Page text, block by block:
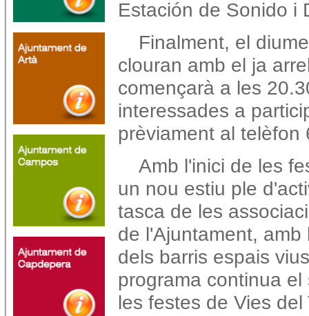
Estación de Sonido i
Finalment, el
clouran amb el ja
començarà a les
interessades a
prèviament al telèfon
Amb l'inici de les
un nou estiu ple
tasca de les
de l'Ajuntament,
dels barris espais
programa continua
les festes de Vies del